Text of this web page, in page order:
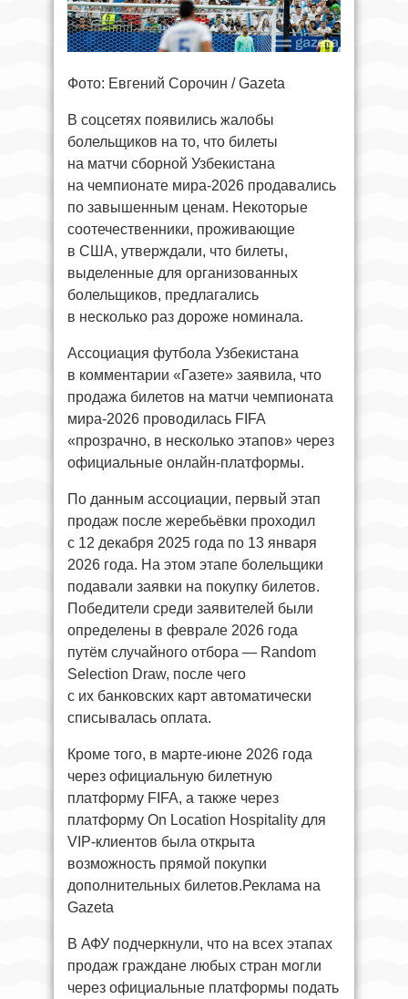
Фото: Евгений Сорочин / Gazeta
В соцсетях появились жалобы
болельщиков на то, что билеты
на матчи сборной Узбекистана
на чемпионате мира-2026 продавались
по завышенным ценам. Некоторые
соотечественники, проживающие
в США, утверждали, что билеты,
выделенные для организованных
болельщиков, предлагались
в несколько раз дороже номинала.
Ассоциация футбола Узбекистана
в комментарии «Газете» заявила, что
продажа билетов на матчи чемпионата
мира-2026 проводилась FIFA
«прозрачно, в несколько этапов» через
официальные онлайн-платформы.
По данным ассоциации, первый этап
продаж после жеребьёвки проходил
с 12 декабря 2025 года по 13 января
2026 года. На этом этапе болельщики
подавали заявки на покупку билетов.
Победители среди заявителей были
определены в феврале 2026 года
путём случайного отбора — Random
Selection Draw, после чего
с их банковских карт автоматически
списывалась оплата.
Кроме того, в марте-июне 2026 года
через официальную билетную
платформу FIFA, а также через
платформу On Location Hospitality для
VIP-клиентов была открыта
возможность прямой покупки
дополнительных билетов.Реклама на
Gazeta
В АФУ подчеркнули, что на всех этапах
продаж граждане любых стран могли
через официальные платформы подать